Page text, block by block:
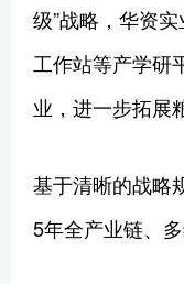
级”战略，华资
工作站等产学研
业，进一步拓展
基于清晰的战略
5年全产业链、